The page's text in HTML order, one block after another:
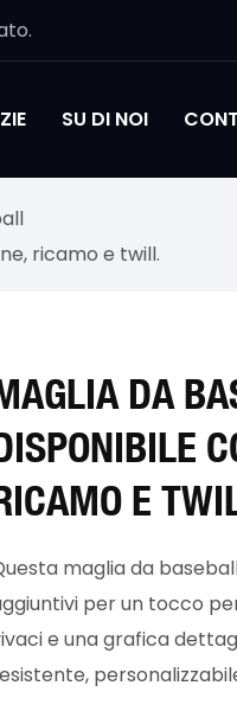
SU DI NOI
ricamo e twill.
DA
E
maglia da
per un tocco
e una grafica